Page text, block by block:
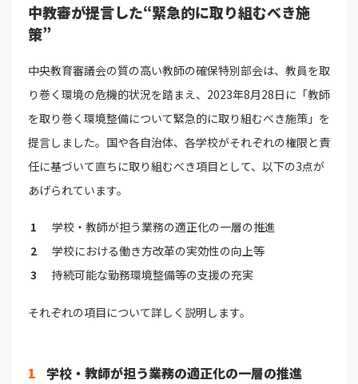
中教審が提言した“緊急的に取り組むべき施
策”
中央教育審議会の質の高い教師の確保特別部会は、教員を取
り巻く環境の危機的状況を踏まえ、2023年8月28日に「教師
を取り巻く環境整備について緊急的に取り組むべき施策」を
提言しました。国や各自治体、各学校がそれぞれの権限と責
任に基づいて直ちに取り組むべき項目として、以下の3点が
あげられています。
学校・教師が担う業務の適正化の一層の推進
学校における働き方改革の実効性の向上等
持続可能な勤務環境整備等の支援の充実
それぞれの項目について詳しく説明します。
1 学校・教師が担う業務の適正化の一層の推進